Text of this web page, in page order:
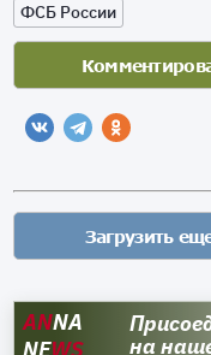
ФСБ России
ANNA
на